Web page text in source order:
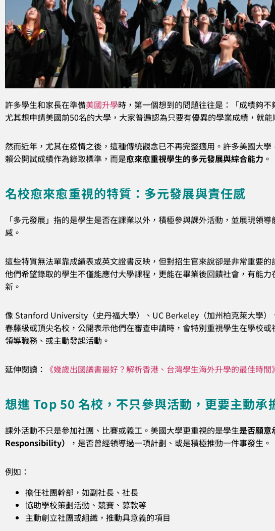
許多學生和家長在準備美國升學時，第一個想到的問題往往是：「成績夠不
尤其想申請美國前50名的大學，大家普遍認為只要有優異的學業成績，就能
然而近年，尤其在疫情之後，這種傳統觀念已不再完整適用。許多美國大
賴公開試成績作為錄取標準，而是愈來愈重視學生的多元發展與綜合能力 。
名校愈來愈重視的特質：多元發展與責任感
「多元發展」指的是學生是否在課業以外，積極參與課外活動，並展現領
感。
這些特質無法單靠成績表或英文證書反映，但對招生官來說卻是非常重要的
他們希望錄取的學生不僅能應付大學課程，更能在畢業後回饋社會，有能
新。
像 Stanford University（史丹福大學）、UC Berkeley（加州柏克萊大學）
春藤級或頂尖名校，公開表示他們在審查申請時，會特別重視學生在學校
領導職務、或主動發起活動。
延伸閱讀： 《幾歲出國讀書最好？解析香港、台灣學生海外升學的最佳時間》
想進 Top 50 名校，不只參與活動，更要主動承
課外活動不只是參加社團、比賽或義工。美國大學更重視的是學生是否願意
Responsibility）
，是否曾經領導過一項計劃、或是積極推動一件事發生。
例如：
擔任社團幹部，如副社長、社長
協助學校策劃活動、競賽、募款等
主動創立社團或組織，推動具意義的項目